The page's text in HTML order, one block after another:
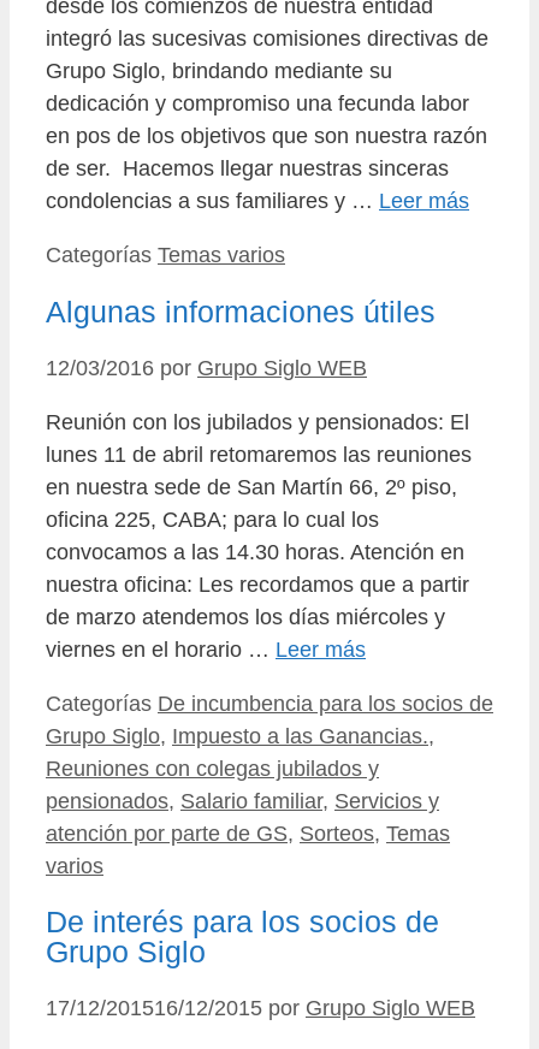
desde los comienzos de nuestra entidad
integró las sucesivas comisiones directivas de
Grupo Siglo, brindando mediante su
dedicación y compromiso una fecunda labor
en pos de los objetivos que son nuestra razón
de ser. Hacemos llegar nuestras sinceras
condolencias a sus familiares y … Leer más
Categorías Temas varios
Algunas informaciones útiles
12/03/2016 por Grupo Siglo WEB
Reunión con los jubilados y pensionados: El
lunes 11 de abril retomaremos las reuniones
en nuestra sede de San Martín 66, 2º piso,
oficina 225, CABA; para lo cual los
convocamos a las 14.30 horas. Atención en
nuestra oficina: Les recordamos que a partir
de marzo atendemos los días miércoles y
viernes en el horario … Leer más
Categorías De incumbencia para los socios de
Grupo Siglo, Impuesto a las Ganancias.,
Reuniones con colegas jubilados y
pensionados, Salario familiar, Servicios y
atención por parte de GS, Sorteos, Temas
varios
De interés para los socios de
Grupo Siglo
17/12/201516/12/2015 por Grupo Siglo WEB